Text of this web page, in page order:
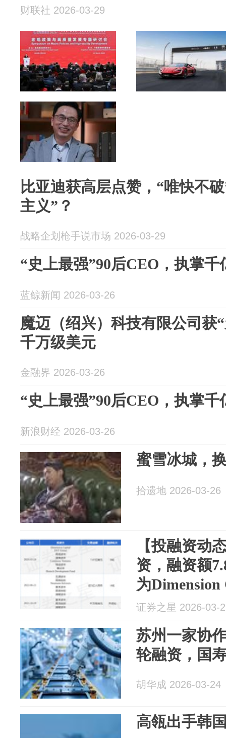
财联社 2026-03-29
比亚迪获高层点赞，“唯快不
主义”？
战略企划枪手说市场 2026-03-29
“史上最强”90后CEO，执掌千
蓝鲸新闻 2026-03-26
魔迈（绍兴）科技有限公司获
千万级美元
金融界 2026-03-26
“史上最强”90后CEO，执掌千
新浪财经 2026-03-26
蜜雪冰城，
拾遗地 2026-03-26
【投融资动
资，融资额
为
Global等
证券之星 2026-03-
苏州一家协
轮融资，国
胡华成 2026-03-24
高瓴出手韩